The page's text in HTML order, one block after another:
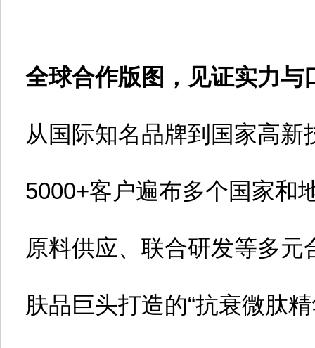
全球合作版图，见证实力与
从国际知名品牌到国家高
5000+客户遍布多个国家和
原料供应、联合研发等多
肤品巨头打造的“抗衰微肽